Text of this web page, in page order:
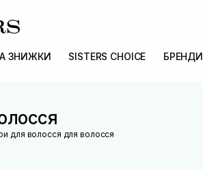
ЗНИЖКИ SISTERS CHOICE БРЕНДИ
для волосся для волосся